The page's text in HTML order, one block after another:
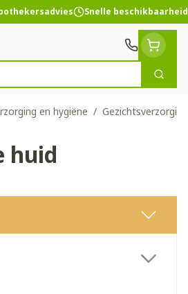
Snelle beschikbaarheid
Zoek
en hygiëne / Gezichtsverzorging
huid